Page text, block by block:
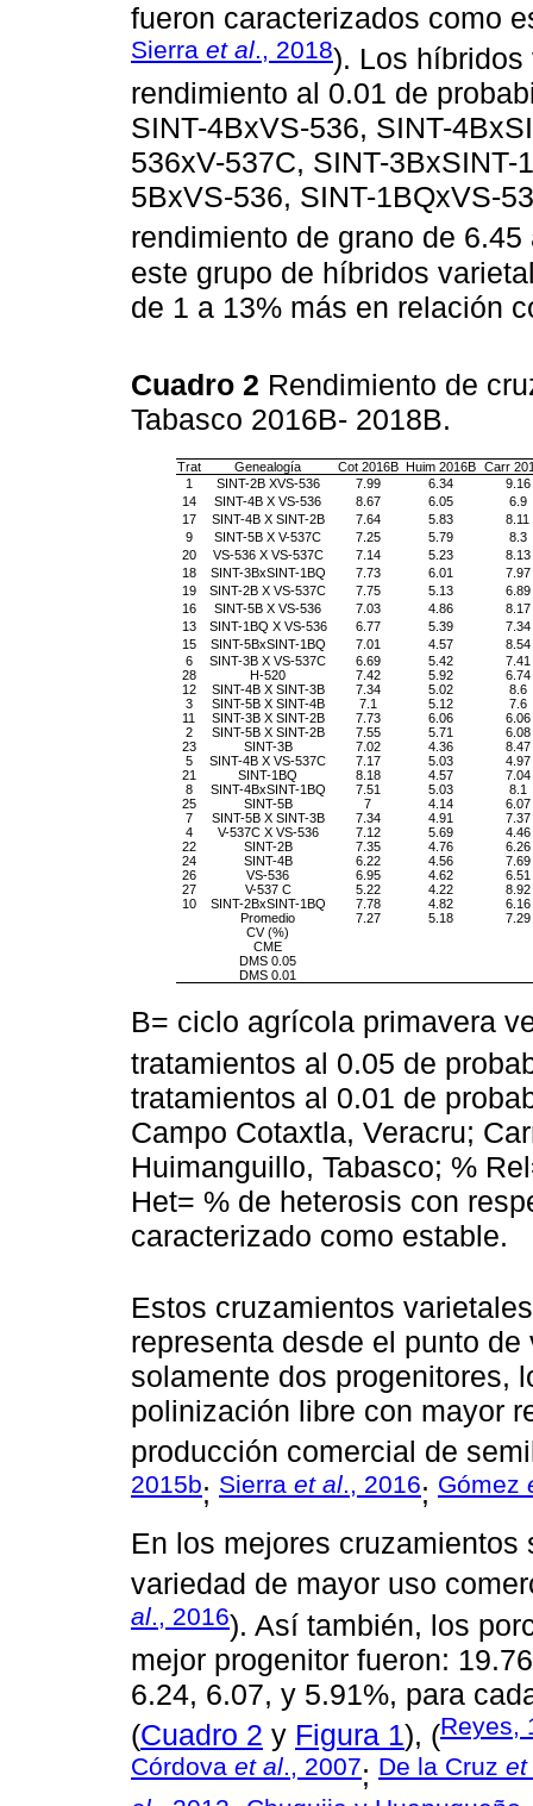
fueron caracterizados como
Sierra et al., 2018). Los
rendimiento al 0.01 de
SINT-4BxVS-536, SINT-
536xV-537C, SINT-
5BxVS-536, SINT-1BQxVS-
rendimiento de grano de 6.45
este grupo de híbridos
de 1 a 13% más en relación
Cuadro 2 Rendimiento de
Tabasco 2016B- 2018B.
Trat Genealogía Cot 2016B Huim 2016B Carr
1
SINT-2B XVS-536 7.99 6.34
9.16
14
SINT-4B X VS-536 8.67 6.05
6.9
17
SINT-4B X SINT-2B 7.64 5.83
8.11
9
SINT-5B X V-537C 7.25 5.79
8.3
20
VS-536 X VS-537C 7.14 5.23
8.13
18
SINT-3BxSINT-1BQ 7.73 6.01
7.97
19
SINT-2B X VS-537C 7.75 5.13
6.89
16
SINT-5B X VS-536 7.03 4.86
8.17
13
SINT-1BQ X VS-536 6.77 5.39
7.34
15
SINT-5BxSINT-1BQ 7.01 4.57
8.54
6
SINT-3B X VS-537C 6.69 5.42
7.41
28
H-520 7.42 5.92
6.74
12
SINT-4B X SINT-3B 7.34 5.02
8.6
3
SINT-5B X SINT-4B 7.1 5.12
7.6
11
SINT-3B X SINT-2B 7.73 6.06
6.06
2
SINT-5B X SINT-2B 7.55 5.71
6.08
23
SINT-3B 7.02 4.36
8.47
5
SINT-4B X VS-537C 7.17 5.03
4.97
21
SINT-1BQ 8.18 4.57
7.04
8
SINT-4BxSINT-1BQ 7.51 5.03
8.1
25
SINT-5B 7 4.14
6.07
7
SINT-5B X SINT-3B 7.34 4.91
7.37
4
V-537C X VS-536 7.12 5.69
4.46
22
SINT-2B 7.35 4.76
6.26
24
SINT-4B 6.22 4.56
7.69
26
VS-536 6.95 4.62
6.51
27
V-537 C 5.22 4.22
8.92
10
SINT-2BxSINT-1BQ 7.78 4.82
6.16
Promedio
7.27 5.18
7.29
CV (%)
CME
DMS 0.05
DMS 0.01
B= ciclo agrícola primavera
tratamientos al 0.05 de
tratamientos al 0.01 de
Campo Cotaxtla, Veracru;
Huimanguillo, Tabasco; %
Het= % de heterosis con
caracterizado como estable.
Estos cruzamientos
representa desde el punto
solamente dos progenitores,
polinización libre con mayor
producción comercial de
2015b; Sierra et al., 2016; Gómez
En los mejores
variedad de mayor uso
al., 2016). Así también, los
mejor progenitor fueron:
6.24, 6.07, y 5.91%, para
(Cuadro 2 y Figura 1), (Reyes,
Córdova et al., 2007; De la Cruz et